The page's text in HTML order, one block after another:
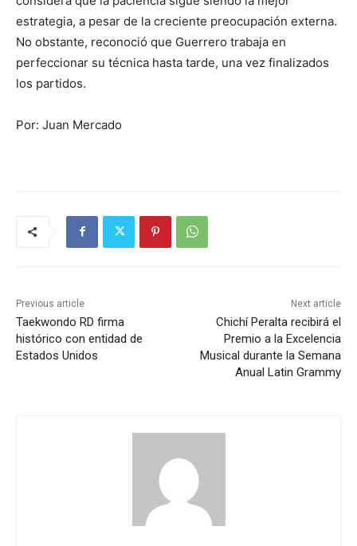
estrategia, a pesar de la creciente preocupación externa.
No obstante, reconoció que Guerrero trabaja en
perfeccionar su técnica hasta tarde, una vez finalizados
los partidos.
Por: Juan Mercado
Previous article
Taekwondo RD firma
histórico con entidad de
Estados Unidos
Next article
Chichí Peralta recibirá el
Premio a la Excelencia
Musical durante la Semana
Anual Latin Grammy